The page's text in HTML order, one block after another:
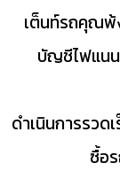
เต็นท์รถคุณพ้
บัญชีไฟแน
ดำเนินการรวด
ซื้อ